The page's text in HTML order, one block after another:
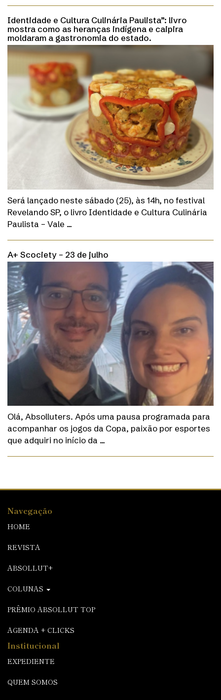
Identidade e Cultura Culinária Paulista”: livro
mostra como as heranças indígena e caipira
moldaram a gastronomia do estado.
Será lançado neste sábado (25), às 14h, no festival
Revelando SP, o livro Identidade e Cultura Culinária
Paulista – Vale …
A+ Scociety – 23 de julho
Olá, Absolluters. Após uma pausa programada para
acompanhar os jogos da Copa, paixão por esportes
que adquiri no início da …
Navegação
HOME
REVISTA
ABSOLLUT+
COLUNAS
PRÊMIO ABSOLLUT TOP
AGENDA + CLICKS
Institucional
EXPEDIENTE
QUEM SOMOS